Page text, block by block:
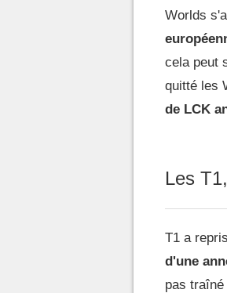
Worlds
cela peut
quitté les
de LCK
Les
T1 a
d'une
pas